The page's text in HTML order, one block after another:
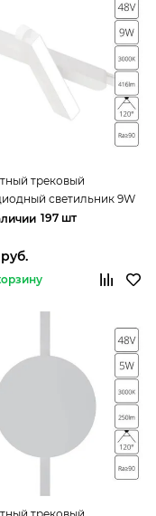
трековый
светильник 9W
1WH белый Rapid
197 шт